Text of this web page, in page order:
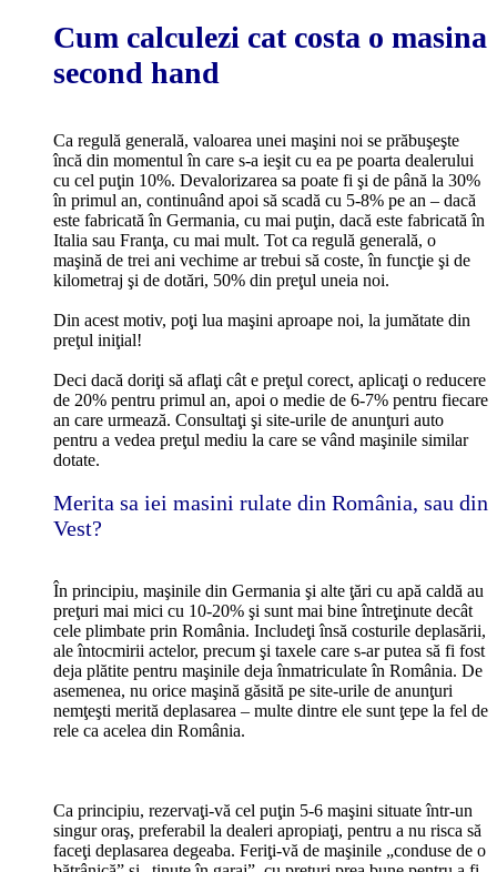
Cum calculezi cat costa o masina
second hand
Ca regulă generală, valoarea unei maşini noi se prăbuşeşte
încă din momentul în care s-a ieşit cu ea pe poarta dealerului
cu cel puţin 10%. Devalorizarea sa poate fi şi de până la 30%
în primul an, continuând apoi să scadă cu 5-8% pe an – dacă
este fabricată în Germania, cu mai puţin, dacă este fabricată în
Italia sau Franţa, cu mai mult. Tot ca regulă generală, o
maşină de trei ani vechime ar trebui să coste, în funcţie şi de
kilometraj şi de dotări, 50% din preţul uneia noi.
Din acest motiv, poţi lua maşini aproape noi, la jumătate din
preţul iniţial!
Deci dacă doriţi să aflaţi cât e preţul corect, aplicaţi o reducere
de 20% pentru primul an, apoi o medie de 6-7% pentru fiecare
an care urmează. Consultaţi şi site-urile de anunţuri auto
pentru a vedea preţul mediu la care se vând maşinile similar
dotate.
Merita sa iei masini rulate din România, sau din
Vest?
În principiu, maşinile din Germania şi alte ţări cu apă caldă au
preţuri mai mici cu 10-20% şi sunt mai bine întreţinute decât
cele plimbate prin România. Includeţi însă costurile deplasării,
ale întocmirii actelor, precum şi taxele care s-ar putea să fi fost
deja plătite pentru maşinile deja înmatriculate în România. De
asemenea, nu orice maşină găsită pe site-urile de anunţuri
nemţeşti merită deplasarea – multe dintre ele sunt ţepe la fel de
rele ca acelea din România.
Ca principiu, rezervaţi-vă cel puţin 5-6 maşini situate într-un
singur oraş, preferabil la dealeri apropiaţi, pentru a nu risca să
faceţi deplasarea degeaba. Feriţi-vă de maşinile „conduse de o